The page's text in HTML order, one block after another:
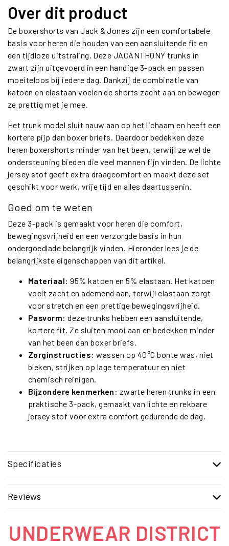
Over dit product
De boxershorts van Jack & Jones zijn een comfortabele
basis voor heren die houden van een aansluitende fit en
een tijdloze uitstraling. Deze JACANTHONY trunks in
zwart zijn uitgevoerd in een handige 3-pack en passen
moeiteloos bij iedere dag. Dankzij de combinatie van
katoen en elastaan voelen de shorts zacht aan en bewegen
ze prettig met je mee.
Het trunk model sluit nauw aan op het lichaam en heeft een
kortere pijp dan boxer briefs. Daardoor bedekken deze
heren boxershorts minder van het been, terwijl ze wel de
ondersteuning bieden die veel mannen fijn vinden. De lichte
jersey stof geeft extra draagcomfort en maakt deze set
geschikt voor werk, vrije tijd en alles daartussenin.
Goed om te weten
Deze 3-pack is gemaakt voor heren die comfort,
bewegingsvrijheid en een verzorgde basis in hun
ondergoedlade belangrijk vinden. Hieronder lees je de
belangrijkste eigenschappen van dit artikel.
Materiaal: 95% katoen en 5% elastaan. Het katoen
voelt zacht en ademend aan, terwijl elastaan zorgt
voor stretch en een prettige bewegingsvrijheid.
Pasvorm: deze trunks hebben een aansluitende,
kortere fit. Ze sluiten mooi aan en bedekken minder
van het been dan boxer briefs.
Zorginstructies: wassen op 40°C bonte was, niet
bleken, strijken op lage temperatuur en niet
chemisch reinigen.
Bijzondere kenmerken: zwarte heren trunks in een
praktische 3-pack, gemaakt van lichte en rekbare
jersey stof voor extra comfort gedurende de dag.
Specificaties
Reviews
UNDERWEAR DISTRICT